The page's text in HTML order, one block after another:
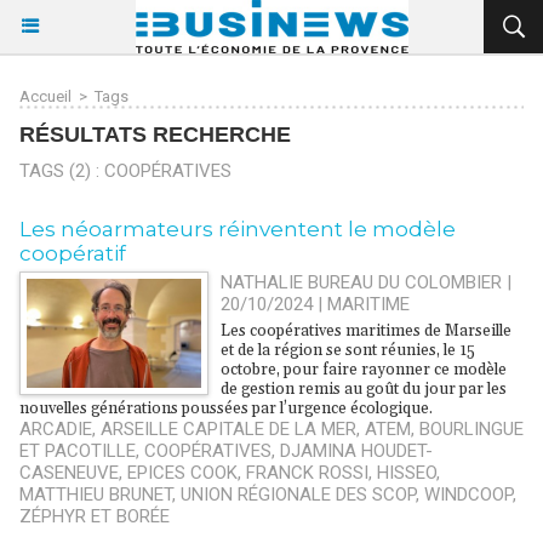
Accueil > Tags
RÉSULTATS RECHERCHE
TAGS (2) : COOPÉRATIVES
Les néoarmateurs réinventent le modèle
coopératif
NATHALIE BUREAU DU COLOMBIER |
20/10/2024|MARITIME
Les coopératives maritimes de Marseille
et de la région se sont réunies, le 15
octobre, pour faire rayonner ce modèle
de gestion remis au goût du jour par les
nouvelles générations poussées par l’urgence écologique.
ARCADIE, ARSEILLE CAPITALE DE LA MER, ATEM, BOURLINGUE
ET PACOTILLE, COOPÉRATIVES, DJAMINA HOUDET-
CASENEUVE, EPICES COOK, FRANCK ROSSI, HISSEO,
MATTHIEU BRUNET, UNION RÉGIONALE DES SCOP, WINDCOOP,
ZÉPHYR ET BORÉE